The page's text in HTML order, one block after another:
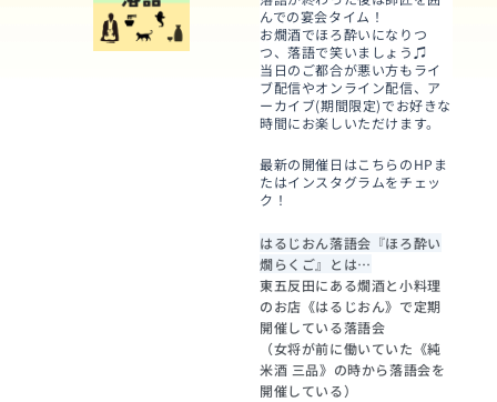
んでの宴会タイム！
お燗酒でほろ酔いになりつ
つ、落語で笑いましょう♫
当日のご都合が悪い方もライ
ブ配信やオンライン配信、ア
ーカイブ(期間限定)でお好きな
時間にお楽しいただけます。
最新の開催日はこちらのHPま
たはインスタグラムをチェッ
ク！
はるじおん落語会『ほろ酔い
燗らくご』とは…
東五反田にある燗酒と小料理
のお店《はるじおん》で定期
開催している落語会
（女将が前に働いていた《純
米酒 三品》の時から落語会を
開催している）